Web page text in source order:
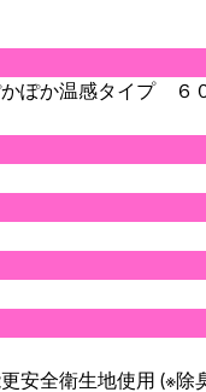
ぽか温感タイプ ６
安全衛生地使用 (※除